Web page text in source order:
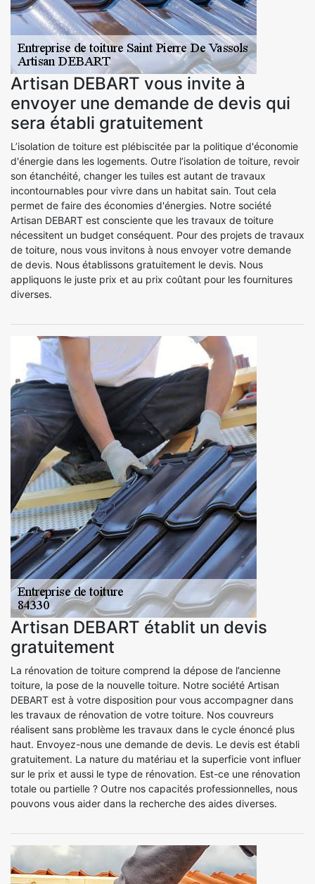
Artisan DEBART vous invite à
envoyer une demande de devis qui
sera établi gratuitement
L’isolation de toiture est plébiscitée par la politique d'économie
d'énergie dans les logements. Outre l’isolation de toiture, revoir
son étanchéité, changer les tuiles est autant de travaux
incontournables pour vivre dans un habitat sain. Tout cela
permet de faire des économies d'énergies. Notre société
Artisan DEBART est consciente que les travaux de toiture
nécessitent un budget conséquent. Pour des projets de travaux
de toiture, nous vous invitons à nous envoyer votre demande
de devis. Nous établissons gratuitement le devis. Nous
appliquons le juste prix et au prix coûtant pour les fournitures
diverses.
Artisan DEBART établit un devis
gratuitement
La rénovation de toiture comprend la dépose de l’ancienne
toiture, la pose de la nouvelle toiture. Notre société Artisan
DEBART est à votre disposition pour vous accompagner dans
les travaux de rénovation de votre toiture. Nos couvreurs
réalisent sans problème les travaux dans le cycle énoncé plus
haut. Envoyez-nous une demande de devis. Le devis est établi
gratuitement. La nature du matériau et la superficie vont influer
sur le prix et aussi le type de rénovation. Est-ce une rénovation
totale ou partielle ? Outre nos capacités professionnelles, nous
pouvons vous aider dans la recherche des aides diverses.